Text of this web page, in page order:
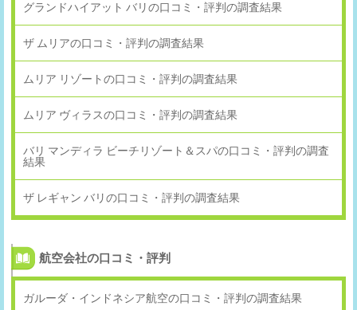
グランドハイアット バリの口コミ・評判の調査結果
ザ ムリアの口コミ・評判の調査結果
ムリア リゾートの口コミ・評判の調査結果
ムリア ヴィラスの口コミ・評判の調査結果
バリ マンディラ ビーチリゾート＆スパの口コミ・評判の調査
結果
ザ レギャン バリの口コミ・評判の調査結果
航空会社の口コミ・評判
ガルーダ・インドネシア航空の口コミ・評判の調査結果